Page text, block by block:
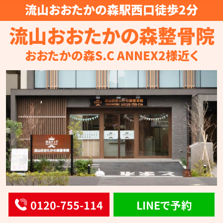
流山おおたかの森駅西口徒歩2分
流山おおたかの森整骨院
おおたかの森S.C ANNEX2様近く
0120-755-114 LINEで予約